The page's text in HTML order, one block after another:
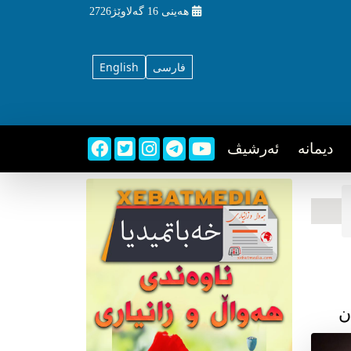
هه‌ینی 16 گه‌لاوێژ2726
English فارسی
دیمانه ئه‌رشیڤ